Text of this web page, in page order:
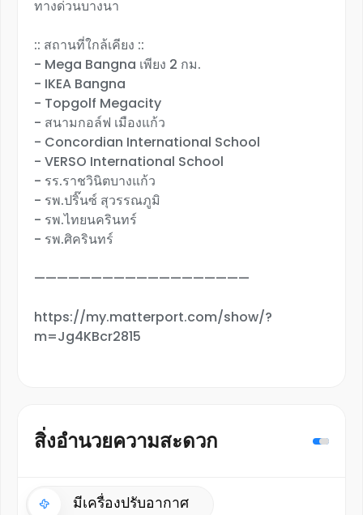
ทางด่วนบางนา
:: สถานที่ใกล้เคียง ::
- Mega Bangna เพียง 2 กม.
- IKEA Bangna
- Topgolf Megacity
- สนามกอล์ฟ เมืองแก้ว
- Concordian International School
- VERSO International School
- รร.ราชวินิตบางแก้ว
- รพ.ปริ๊นซ์ สุวรรณภูมิ
- รพ.ไทยนครินทร์
- รพ.ศิครินทร์
———————————————————
https://my.matterport.com/show/?
m=Jg4KBcr2815
สิ่งอำนวยความสะดวก
มีเครื่องปรับอากาศ